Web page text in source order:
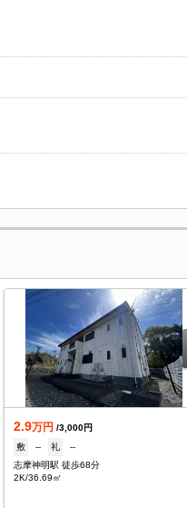
2.9万円 /3,000円
敷
-- 礼
--
志摩神明駅 徒歩68分
2K/36.69㎡